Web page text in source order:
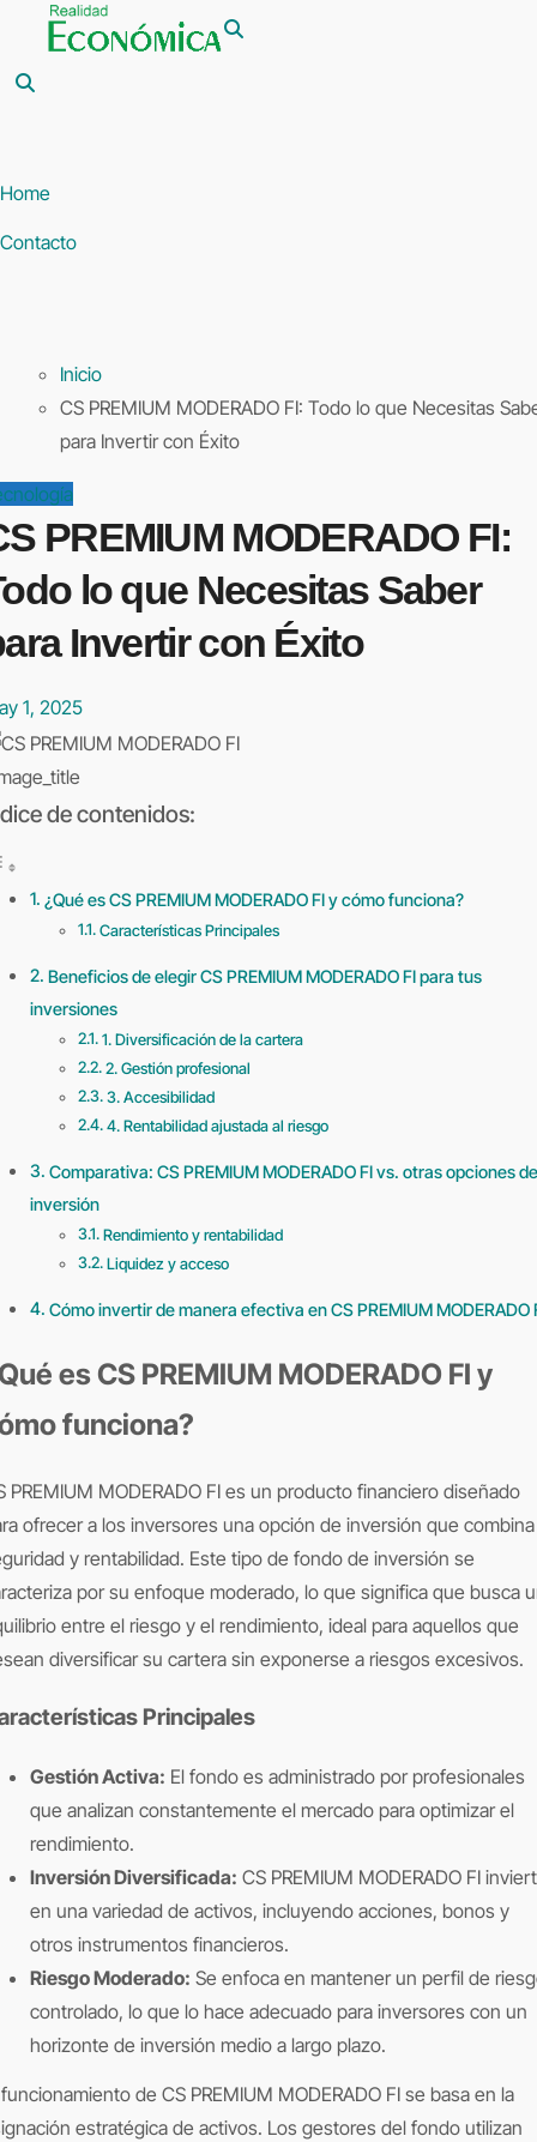
contenido
Home
Contacto
Inicio
CS PREMIUM MODERADO FI: Todo lo que Necesitas
para Invertir con Éxito
PREMIUM MODERADO FI:
lo que Necesitas Saber
Invertir con Éxito
1, 2025
de contenidos:
¿Qué es CS PREMIUM MODERADO FI y cómo funciona?
Características Principales
Beneficios de elegir CS PREMIUM MODERADO FI para tus
inversiones
1. Diversificación de la cartera
2. Gestión profesional
3. Accesibilidad
4. Rentabilidad ajustada al riesgo
Comparativa: CS PREMIUM MODERADO FI vs. otras opciones de
inversión
Rendimiento y rentabilidad
Liquidez y acceso
Cómo invertir de manera efectiva en CS PREMIUM MODERADO
es CS PREMIUM MODERADO FI y
funciona?
ofrecer a los inversores una opción de inversión que combina
y rentabilidad. Este tipo de fondo de inversión se
por su enfoque moderado, lo que significa que busca
entre el riesgo y el rendimiento, ideal para aquellos que
diversificar su cartera sin exponerse a riesgos excesivos.
Principales
Gestión Activa: El fondo es administrado por profesionales
que analizan constantemente el mercado para optimizar el
rendimiento.
Inversión Diversificada: CS PREMIUM MODERADO FI
en una variedad de activos, incluyendo acciones, bonos y
otros instrumentos financieros.
Riesgo Moderado: Se enfoca en mantener un perfil de
controlado, lo que lo hace adecuado para inversores con un
horizonte de inversión medio a largo plazo.
de CS PREMIUM MODERADO FI se basa en la
estratégica de activos. Los gestores del fondo utilizan